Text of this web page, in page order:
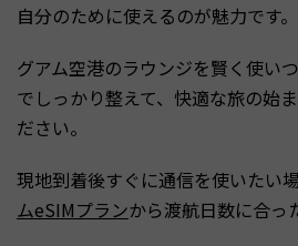
自分のために使えるのが魅力です。
グアム空港のラウンジを賢く使い
でしっかり整えて、快適な旅の始
ださい。
現地到着後すぐに通信を使いたい場
ムeSIMプランから渡航日数に合っ